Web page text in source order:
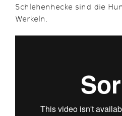
Schlehenhecke sind die
Werkeln.